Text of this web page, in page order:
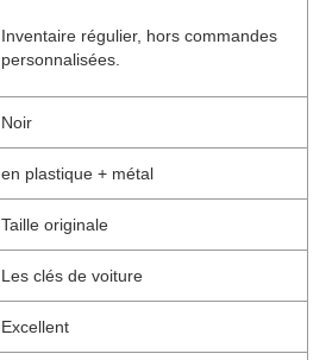
Inventaire régulier, hors commandes
personnalisées.
Noir
en plastique + métal
Taille originale
Les clés de voiture
Excellent